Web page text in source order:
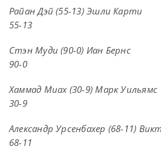
Райан Дэй (55-13) Эшли Карти
55-13
Стэн Муди (90-0) Иан Бернс
90-0
Хаммад Миах (30-9) Марк Уильямс
30-9
Александр Урсенбахер (68-11)
68-11